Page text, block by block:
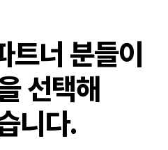
트너 분들이
선택해
니다.